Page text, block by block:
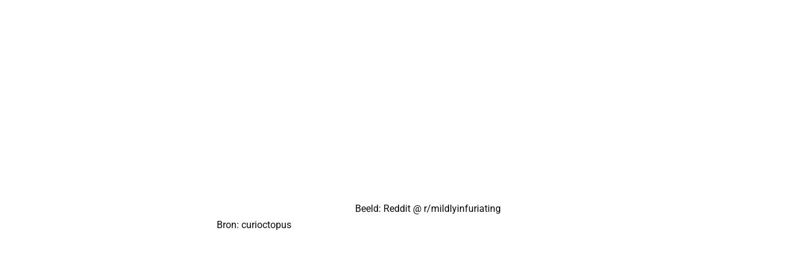
Beeld: Reddit @ r/mildlyinfuriating
Bron: curioctopus